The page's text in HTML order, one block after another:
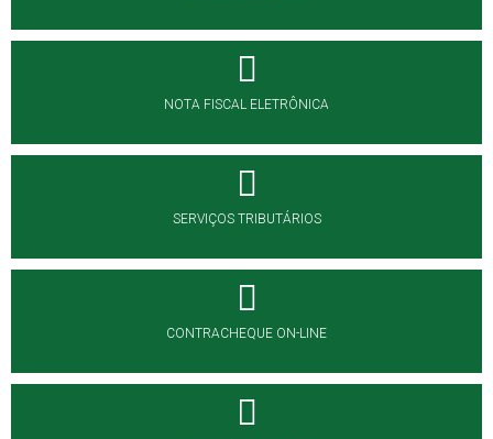
NOTA FISCAL ELETRÔNICA
SERVIÇOS TRIBUTÁRIOS
CONTRACHEQUE ON-LINE